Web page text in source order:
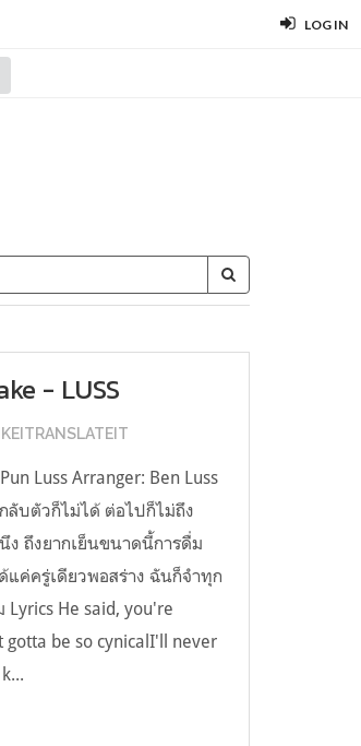
LOG IN
- LUSS
Luss Arranger: Ben Luss
ลับตัวก็ไม่ได้ ต่อไปก็ไม่ถึง
ง ถึงยากเย็นขนาดนี้การดื่ม
แค่ครู่เดียวพอสร่าง ฉันก็จำทุก
Lyrics He said, you're
gotta be so cynicalI'll never